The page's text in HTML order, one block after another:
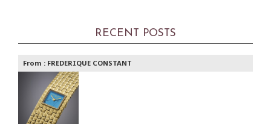
RECENT POSTS
From : FREDERIQUE CONSTANT